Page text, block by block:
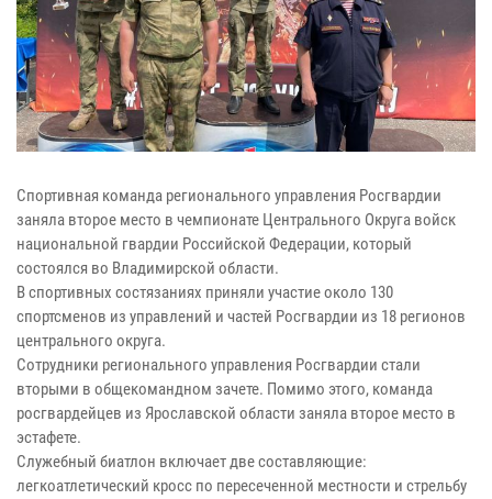
Спортивная команда регионального управления Росгвардии
заняла второе место в чемпионате Центрального Округа войск
национальной гвардии Российской Федерации, который
состоялся во Владимирской области.
В спортивных состязаниях приняли участие около 130
спортсменов из управлений и частей Росгвардии из 18 регионов
центрального округа.
Сотрудники регионального управления Росгвардии стали
вторыми в общекомандном зачете. Помимо этого, команда
росгвардейцев из Ярославской области заняла второе место в
эстафете.
Служебный биатлон включает две составляющие:
легкоатлетический кросс по пересеченной местности и стрельбу